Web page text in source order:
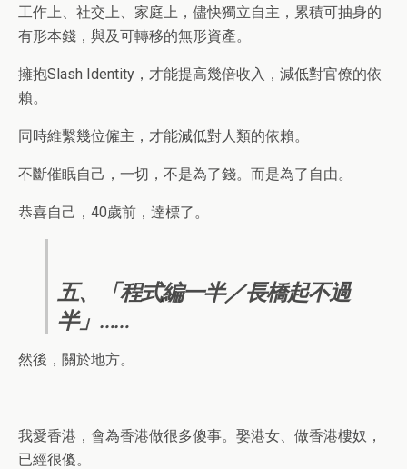
工作上、社交上、家庭上，儘快獨立自主，累積可抽身的
有形本錢，與及可轉移的無形資產。
擁抱Slash Identity，才能提高幾倍收入，減低對官僚的依
賴。
同時維繫幾位僱主，才能減低對人類的依賴。
不斷催眠自己，一切，不是為了錢。而是為了自由。
恭喜自己，40歲前，達標了。
五、「程式編一半／長橋起不過
半」……
然後，關於地方。
我愛香港，會為香港做很多傻事。娶港女、做香港樓奴，
已經很傻。